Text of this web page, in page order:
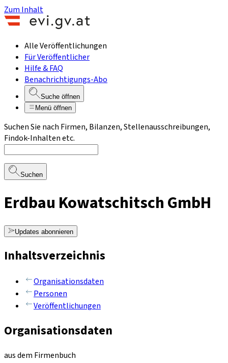
Zum Inhalt
Alle Veröffentlichungen
Für Veröffentlicher
Hilfe & FAQ
Benachrichtigungs-Abo
Suche öffnen
Menü öffnen
Suchen Sie nach Firmen, Bilanzen, Stellenausschreibungen,
Findok-Inhalten etc.
Suchen
Erdbau Kowatschitsch GmbH
Updates abonnieren
Inhaltsverzeichnis
Organisationsdaten
Personen
Veröffentlichungen
Organisationsdaten
aus dem Firmenbuch